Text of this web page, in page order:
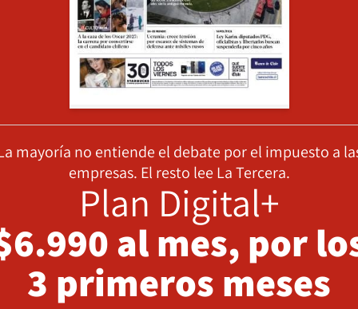
mayoría no entiende el debate por el impuesto a
empresas. El resto lee La Tercera.
Plan Digital+
al mes, por
3 primeros meses